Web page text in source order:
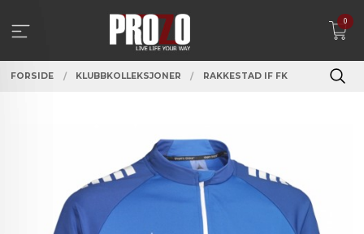
innholdet
0
FORSIDE KLUBBKOLLEKSJONER RAKKESTAD IF FK